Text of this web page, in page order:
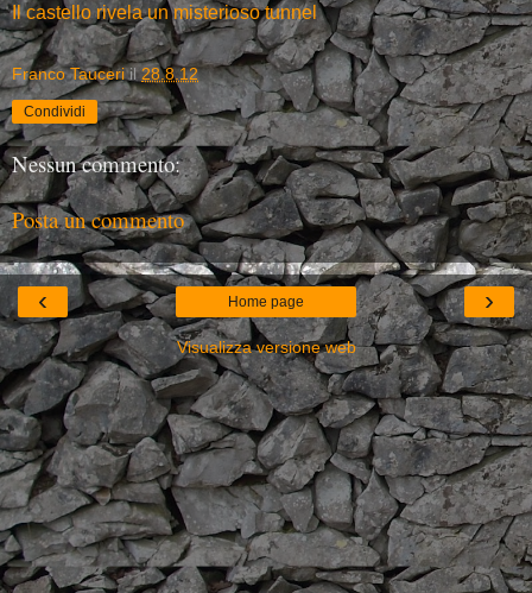
Il castello rivela un misterioso tunnel
Franco Tauceri il28.8.12
Condividi
Nessun commento:
Posta un commento
‹ ›
Home page
Visualizza versione web